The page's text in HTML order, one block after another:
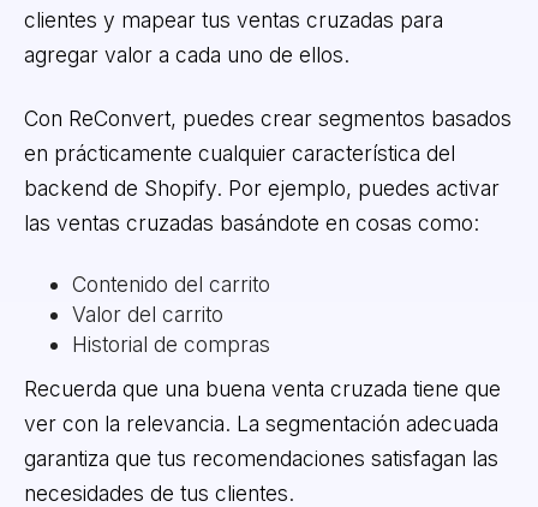
clientes y mapear tus ventas cruzadas para
agregar valor a cada uno de ellos.
Con ReConvert, puedes crear segmentos basados
en prácticamente cualquier característica del
backend de Shopify. Por ejemplo, puedes activar
las ventas cruzadas basándote en cosas como:
Contenido del carrito
Valor del carrito
Historial de compras
Recuerda que una buena venta cruzada tiene que
ver con la relevancia. La segmentación adecuada
garantiza que tus recomendaciones satisfagan las
necesidades de tus clientes.